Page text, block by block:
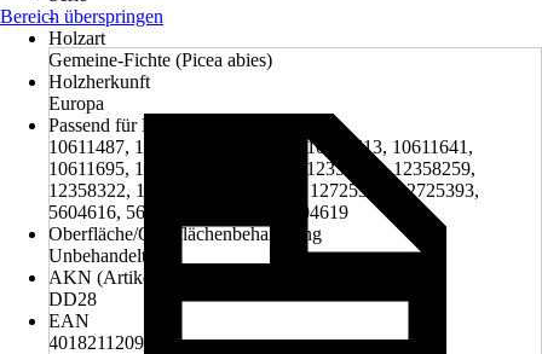
-
Holzart
Gemeine-Fichte (Picea abies)
Holzherkunft
Europa
Passend für Hornbach-Artikelnummer
10611487, 10611547, 10611593, 10611613, 10611641,
10611695, 10611701, 12358113, 12358132, 12358259,
12358322, 12725215, 12725262, 12725378, 12725393,
5604616, 5604617, 5604618, 5604619
Oberfläche/Oberflächenbehandlung
Unbehandelt
AKN (Artikelkurznummer)
DD28
EAN
4018211209798
Bereich überspringen